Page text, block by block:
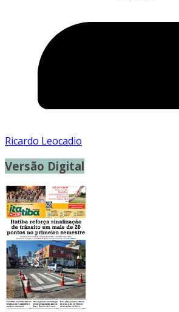
Ricardo Leocadio
Versão Digital